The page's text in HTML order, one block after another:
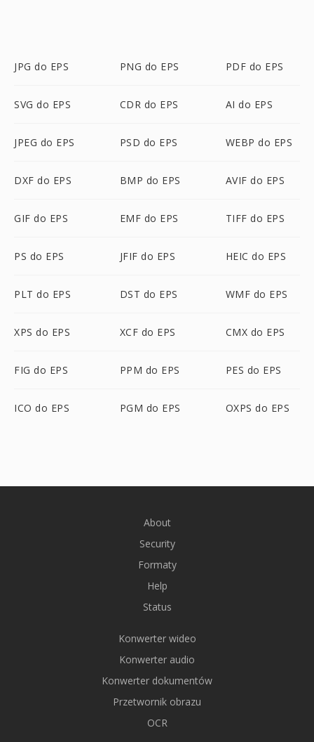
JPG do EPS PNG do EPS PDF do EPS
SVG do EPS CDR do EPS AI do EPS
JPEG do EPS PSD do EPS WEBP do EPS
DXF do EPS BMP do EPS AVIF do EPS
GIF do EPS EMF do EPS TIFF do EPS
PS do EPS JFIF do EPS HEIC do EPS
PLT do EPS DST do EPS WMF do EPS
XPS do EPS XCF do EPS CMX do EPS
FIG do EPS PPM do EPS PES do EPS
ICO do EPS PGM do EPS OXPS do EPS
About
Security
Formaty
Help
Status
Konwerter wideo
Konwerter audio
Konwerter dokumentów
Przetwornik obrazu
OCR